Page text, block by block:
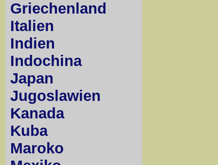
Griechenland
Italien
Indien
Indochina
Japan
Jugoslawien
Kanada
Kuba
Maroko